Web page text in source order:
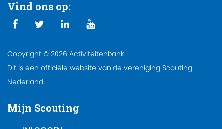
Vind ons op:
Copyright © 2026 Activiteitenbank
Dit is een officiële website van de vereniging Scouting
Nederland.
Mijn Scouting